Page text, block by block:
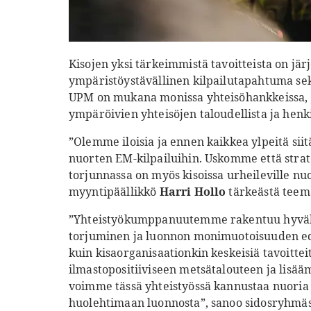
Kisojen yksi tärkeimmistä tavoitteista on
ympäristöystävällinen kilpailutapahtuma
UPM on mukana monissa
ympäröivien yhteisöjen taloudellista ja
”Olemme iloisia ja ennen kaikkea ylpeitä
nuorten EM-kilpailuihin. Uskomme että
torjunnassa on myös kisoissa urheileville
myyntipäällikkö Harri Hollo tärkeästä
”Yhteistyökumppanuutemme rakentuu
torjuminen ja luonnon monimuotoisuuden
kuin kisaorganisaationkin keskeisiä
ilmastopositiiviseen metsätalouteen ja
voimme tässä yhteistyössä kannustaa
huolehtimaan luonnosta”, sanoo